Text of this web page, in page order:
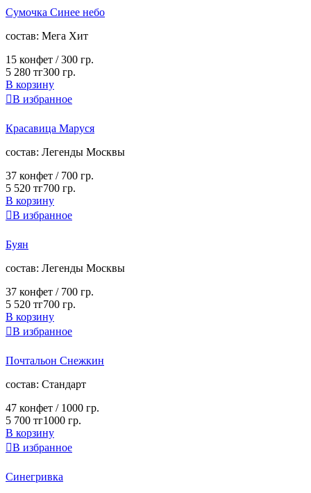
Сумочка Синее небо
cостав: Мега Хит
15 конфет /300 гр.
5 280 тг300 гр.
В корзину
В избранное
Красавица Маруся
cостав: Легенды Москвы
37 конфет / 700 гр.
5 520 тг700 гр.
В корзину
В избранное
Буян
cостав: Легенды Москвы
37 конфет / 700 гр.
5 520 тг700 гр.
В корзину
В избранное
Почтальон Снежкин
cостав: Стандарт
47 конфет / 1000 гр.
5 700 тг1000 гр.
В корзину
В избранное
Синегривка